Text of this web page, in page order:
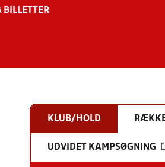
BILLETTER
KLUB/HOLD
UDVIDET KAMPSØGNING